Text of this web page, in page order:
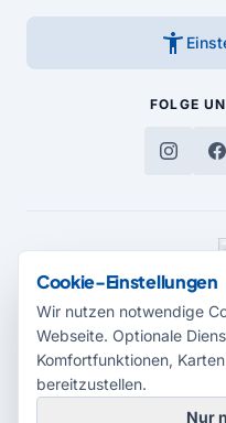
accessibility_new
FOLGE
MEDIENPARTNER
Cookie-Einstellungen
Wir nutzen notwendige
Webseite. Optionale
Komfortfunktionen,
bereitzustellen.
Nur